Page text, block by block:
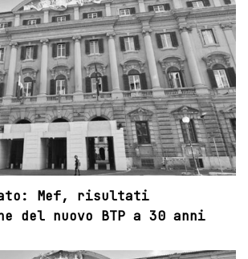
Mef, risultati
del nuovo BTP a 30 anni